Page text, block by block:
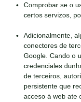
Comprobar se o
certos servizos,
Adicionalmente,
conectores de
Google. Cando o
credenciales
de terceiros,
persistente que
acceso á web ate